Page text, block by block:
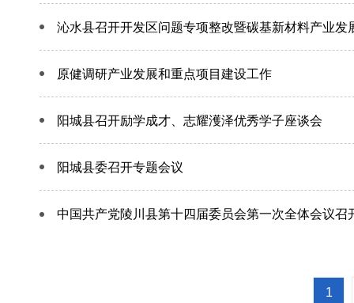
沁水县召开开发区问题专项整改暨碳基新材料产业发
原健调研产业发展和重点项目建设工作
阳城县召开励学成才、志耀濩泽优秀学子座谈会
阳城县委召开专题会议
中国共产党陵川县第十四届委员会第一次全体会议召
1